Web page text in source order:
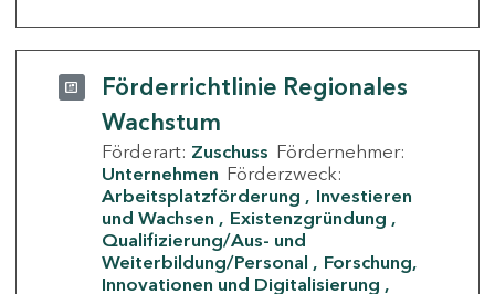
Förderrichtlinie Regionales
Wachstum
Förderart: Zuschuss Fördernehmer:
Unternehmen Förderzweck:
Arbeitsplatzförderung
Investieren
und Wachsen
Existenzgründung
Qualifizierung/Aus- und
Weiterbildung/Personal
Forschung,
Innovationen und Digitalisierung